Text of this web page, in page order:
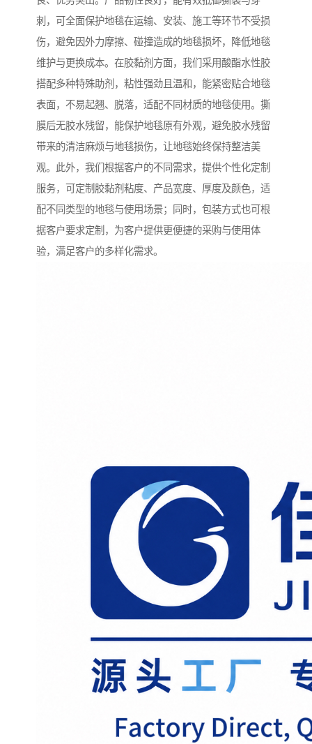
刺，可全面保护地毯在运输、安装、施工等环节不受损
伤，避免因外力摩擦、碰撞造成的地毯损坏，降低地毯
维护与更换成本。在胶黏剂方面，我们采用酸酯水性胶
搭配多种特殊助剂，粘性强劲且温和，能紧密贴合地毯
表面，不易起翘、脱落，适配不同材质的地毯使用。撕
膜后无胶水残留，能保护地毯原有外观，避免胶水残留
带来的清洁麻烦与地毯损伤，让地毯始终保持整洁美
观。此外，我们根据客户的不同需求，提供个性化定制
服务，可定制胶黏剂粘度、产品宽度、厚度及颜色，适
配不同类型的地毯与使用场景；同时，包装方式也可根
据客户要求定制，为客户提供更便捷的采购与使用体
验，满足客户的多样化需求。